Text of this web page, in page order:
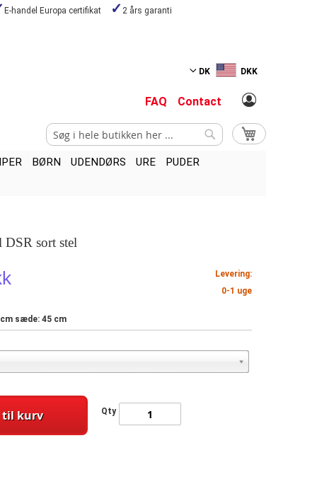
E-handel Europa certifikat 2 års garanti
DK DKK
FAQ Contact
My Cart
Search
BØRN UDENDØRS URE
PUDER
DSR sort stel
Levering:
0-1 uge
sæde: 45 cm
Qty
til kurv